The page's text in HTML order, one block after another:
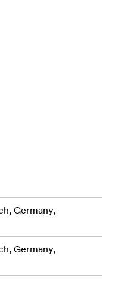
Germany,
Germany,